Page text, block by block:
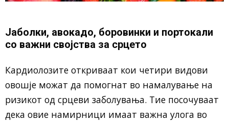
Јаболки, авокадо, боровинки и портокали
со важни својства за срцето
Кардиолозите откриваат кои четири видови
овошје можат да помогнат во намалување на
ризикот од срцеви заболувања. Тие посочуваат
дека овие намирници имаат важна улога во